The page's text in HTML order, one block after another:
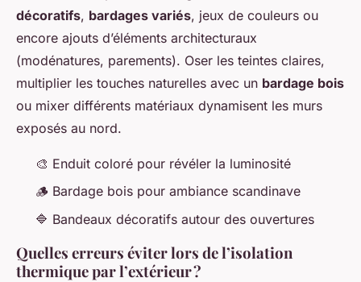
décoratifs, bardages variés, jeux de couleurs ou
encore ajouts d’éléments architecturaux
(modénatures, parements). Oser les teintes claires,
multiplier les touches naturelles avec un bardage bois
ou mixer différents matériaux dynamisent les murs
exposés au nord.
🎨 Enduit coloré pour révéler la luminosité
🪵 Bardage bois pour ambiance scandinave
🔷 Bandeaux décoratifs autour des ouvertures
Quelles erreurs éviter lors de l’isolation
thermique par l’extérieur ?